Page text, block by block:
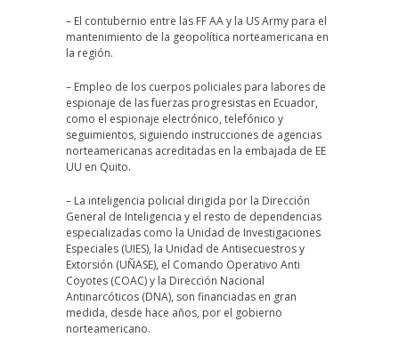
– El contubernio entre las FF AA y la US Army para el
mantenimiento de la geopolítica norteamericana en
la región.
– Empleo de los cuerpos policiales para labores de
espionaje de las fuerzas progresistas en Ecuador,
como el espionaje electrónico, telefónico y
seguimientos, siguiendo instrucciones de agencias
norteamericanas acreditadas en la embajada de EE
UU en Quito.
– La inteligencia policial dirigida por la Dirección
General de Inteligencia y el resto de dependencias
especializadas como la Unidad de Investigaciones
Especiales (UIES), la Unidad de Antisecuestros y
Extorsión (UÑASE), el Comando Operativo Anti
Coyotes (COAC) y la Dirección Nacional
Antinarcóticos (DNA), son financiadas en gran
medida, desde hace años, por el gobierno
norteamericano.